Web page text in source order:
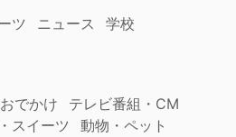
ツ ニュース
学校
でかけ
テレビ番組・CM
スイーツ 動物・ペット